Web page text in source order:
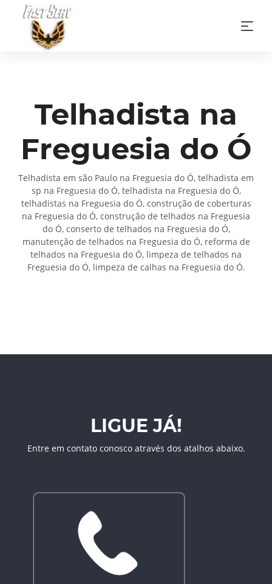
Telhadista na
Freguesia do Ó
Telhadista em são Paulo na Freguesia do Ó, telhadista em
sp na Freguesia do Ó, telhadista na Freguesia do Ó,
telhadistas na Freguesia do Ó, construção de coberturas
na Freguesia do Ó, construção de telhados na Freguesia
do Ó, conserto de telhados na Freguesia do Ó,
manutenção de telhados na Freguesia do Ó, reforma de
telhados na Freguesia do Ó, limpeza de telhados na
Freguesia do Ó, limpeza de calhas na Freguesia do Ó.
LIGUE JÁ!
Entre em contato conosco através dos atalhos abaixo.